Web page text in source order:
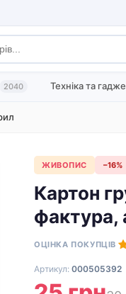
2040 Техніка та
ЖИВОПИС −16%
Картон
фактура,
ОЦІНКА ПОКУПЦІВ
Артикул: 000505392